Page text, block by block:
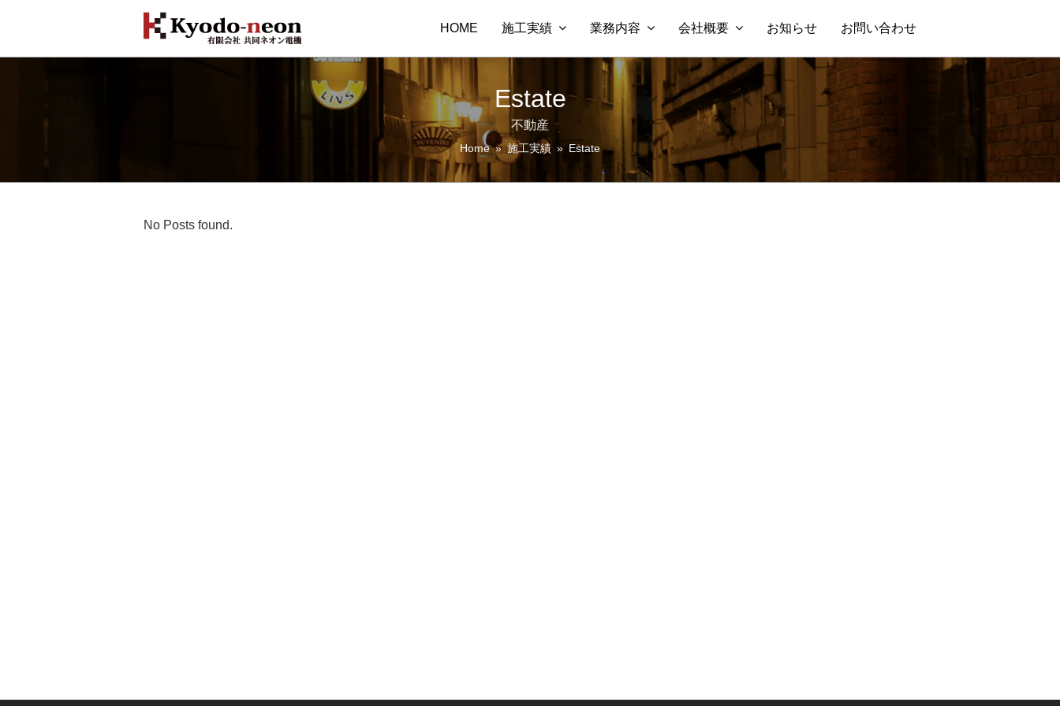
HOME 施工実績 業務内容 会社概要 お知らせ お問い合わせ
Estate
不動産
Home»施工実績 » Estate
No Posts found.